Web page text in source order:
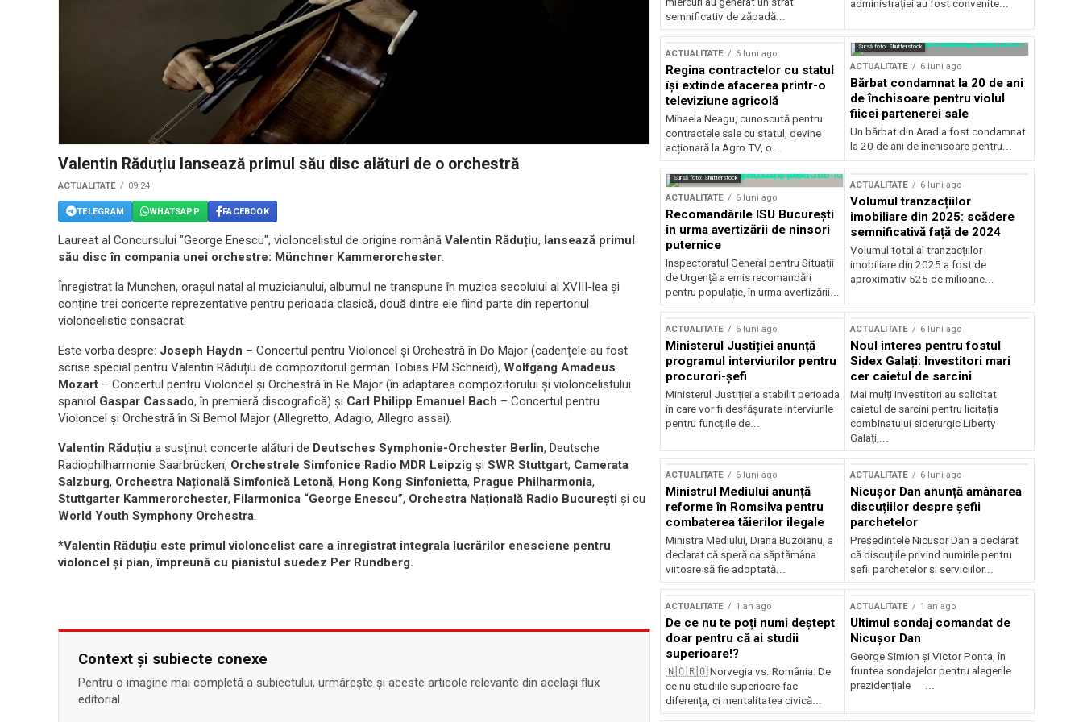
Valentin Răduțiu lansează primul său disc alături de o orchestră
ACTUALITATE 09:24
TELEGRAM WHATSAPP FACEBOOK
Laureat al Concursului "George Enescu", violoncelistul de origine română Valentin Răduțiu, lansează primul
său disc în compania unei orchestre: Münchner Kammerorchester.
Înregistrat la Munchen, orașul natal al muzicianului, albumul ne transpune în muzica secolului al XVIII-lea și
conține trei concerte reprezentative pentru perioada clasică, două dintre ele fiind parte din repertoriul
violoncelistic consacrat.
Este vorba despre: Joseph Haydn – Concertul pentru Violoncel și Orchestră în Do Major (cadențele au fost
scrise special pentru Valentin Răduțiu de compozitorul german Tobias PM Schneid), Wolfgang Amadeus
Mozart – Concertul pentru Violoncel și Orchestră în Re Major (în adaptarea compozitorului și violoncelistului
spaniol Gaspar Cassado, în premieră discografică) și Carl Philipp Emanuel Bach – Concertul pentru
Violoncel și Orchestră în Si Bemol Major (Allegretto, Adagio, Allegro assai).
Valentin Răduțiu a susținut concerte alături de Deutsches Symphonie-Orchester Berlin, Deutsche
Radiophilharmonie Saarbrücken, Orchestrele Simfonice Radio MDR Leipzig și SWR Stuttgart, Camerata
Salzburg, Orchestra Națională Simfonică Letonă, Hong Kong Sinfonietta, Prague Philharmonia,
Stuttgarter Kammerorchester, Filarmonica “George Enescu”, Orchestra Națională Radio București și cu
World Youth Symphony Orchestra.
*Valentin Răduțiu este primul violoncelist care a înregistrat integrala lucrărilor enesciene pentru
violoncel și pian, împreună cu pianistul suedez Per Rundberg.
Context și subiecte conexe
Pentru o imagine mai completă a subiectului, urmărește și aceste articole relevante din același flux
editorial.
semnificativ de zăpadă...
administrației au fost convenite...
ACTUALITATE 6 luni ago
Regina contractelor cu statul
își extinde afacerea printr-o
televiziune agricolă
Mihaela Neagu, cunoscută pentru
contractele sale cu statul, devine
acționară la Agro TV, o...
Sursă foto: Shutterstock
ACTUALITATE 6 luni ago
Bărbat condamnat la 20 de ani
de închisoare pentru violul
fiicei partenerei sale
Un bărbat din Arad a fost condamnat
la 20 de ani de închisoare pentru...
Sursă foto: Shutterstock
ACTUALITATE 6 luni ago
Recomandările ISU București
în urma avertizării de ninsori
puternice
Inspectoratul General pentru Situații
de Urgență a emis recomandări
pentru populație, în urma avertizării...
ACTUALITATE 6 luni ago
Volumul tranzacțiilor
imobiliare din 2025: scădere
semnificativă față de 2024
Volumul total al tranzacțiilor
imobiliare din 2025 a fost de
aproximativ 525 de milioane...
ACTUALITATE 6 luni ago
Ministerul Justiției anunță
programul interviurilor pentru
procurori-șefi
Ministerul Justiției a stabilit perioada
în care vor fi desfășurate interviurile
pentru funcțiile de...
ACTUALITATE 6 luni ago
Noul interes pentru fostul
Sidex Galați: Investitori mari
cer caietul de sarcini
Mai mulți investitori au solicitat
caietul de sarcini pentru licitația
combinatului siderurgic Liberty
Galați,...
ACTUALITATE 6 luni ago
Ministrul Mediului anunță
reforme în Romsilva pentru
combaterea tăierilor ilegale
Ministra Mediului, Diana Buzoianu, a
declarat că speră ca săptămâna
viitoare să fie adoptată...
ACTUALITATE 6 luni ago
Nicușor Dan anunță amânarea
discuțiilor despre șefii
parchetelor
Președintele Nicușor Dan a declarat
că discuțiile privind numirile pentru
șefii parchetelor și serviciilor...
ACTUALITATE 1 an ago
De ce nu te poți numi deștept
doar pentru că ai studii
superioare!?
🇳🇴🇷🇴 Norvegia vs. România: De
ce nu studiile superioare fac
diferența, ci mentalitatea civică...
ACTUALITATE 1 an ago
Ultimul sondaj comandat de
Nicușor Dan
George Simion și Victor Ponta, în
fruntea sondajelor pentru alegerile
prezidențiale ...